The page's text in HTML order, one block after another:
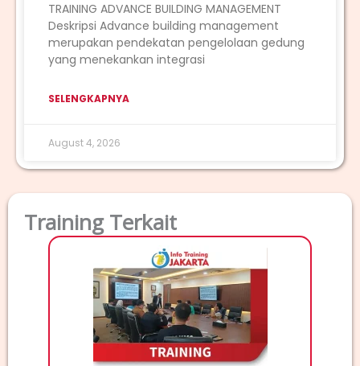
TRAINING ADVANCE BUILDING MANAGEMENT
Deskripsi Advance building management
merupakan pendekatan pengelolaan gedung
yang menekankan integrasi
SELENGKAPNYA
August 4, 2026
Training Terkait